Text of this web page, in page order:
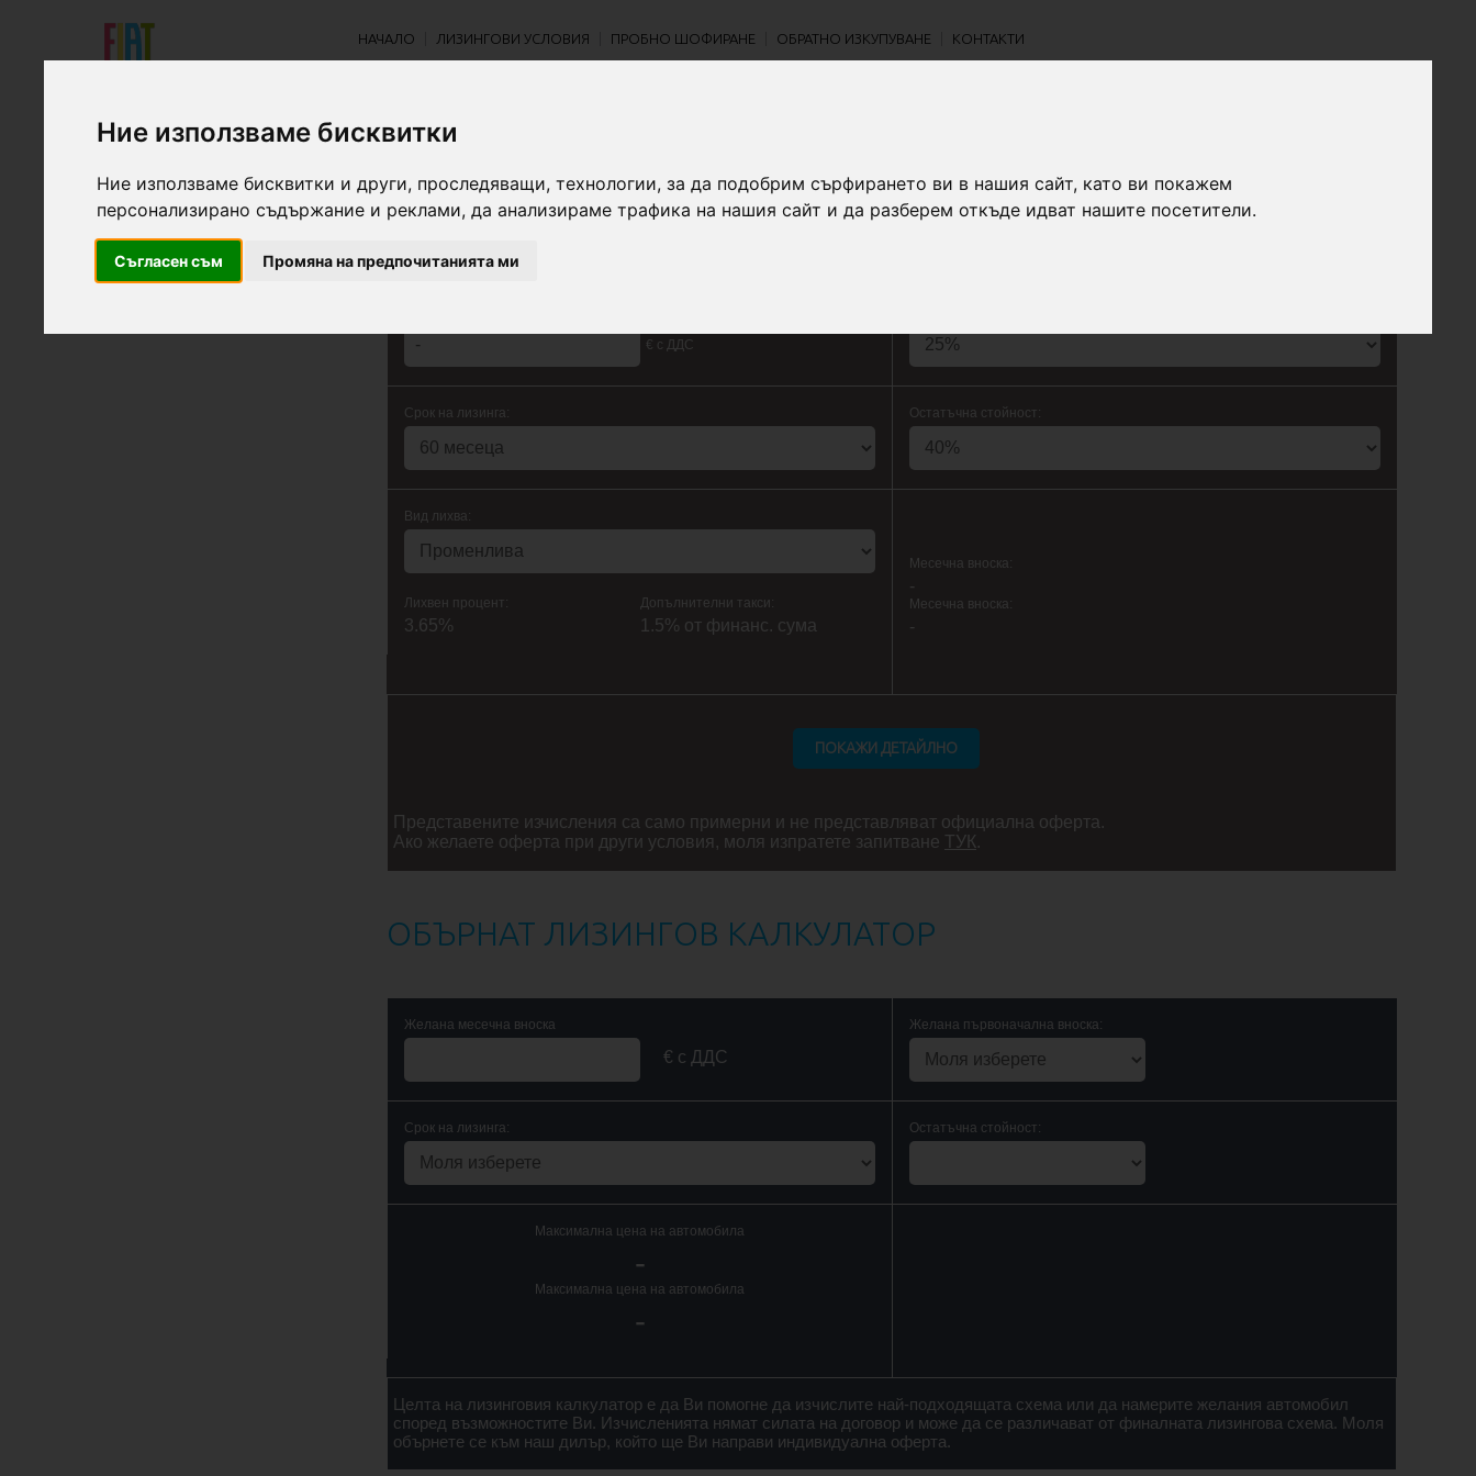
Ние използваме бисквитки
Ние използваме бисквитки и други, проследяващи, технологии, за да подобрим сърфирането ви в нашия сайт, като ви покажем
персонализирано съдържание и реклами, да анализираме трафика на нашия сайт и да разберем откъде идват нашите посетители.
Съгласен съм Промяна на предпочитанията ми
НАЧАЛО ЛИЗИНГОВИ УСЛОВИЯ ПРОБНО ШОФИРАНЕ ОБРАТНО ИЗКУПУВАНЕ КОНТАКТИ
FIAT SFA Leasing с фиксирана лихва
€ с ДДС
Срок на лизинга: Остатъчна стойност:
Вид лихва:
Лихвен процент:
3.65%
Допълнителни такси:
1.5% от финанс. сума
Месечна вноска:
-
Месечна вноска:
-
Представените изчисления са само примерни и не представляват официална оферта.
Ако желаете оферта при други условия, моля изпратете запитване ТУК.
ОБЪРНАТ ЛИЗИНГОВ КАЛКУЛАТОР
Желана месечна вноска
€ с ДДС
Желана първоначална вноска:
Срок на лизинга: Остатъчна стойност:
Максимална цена на автомобила
-
Максимална цена на автомобила
-
Целта на лизинговия калкулатор е да Ви помогне да изчислите най-подходящата схема или да намерите желания автомобил
според възможностите Ви. Изчисленията нямат силата на договор и може да се различават от финалната лизингова схема. Моля
обърнете се към наш дилър, който ще Ви направи индивидуална оферта.